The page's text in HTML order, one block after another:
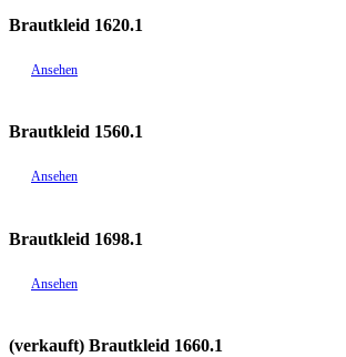
Brautkleid 1620.1
Ansehen
Brautkleid 1560.1
Ansehen
Brautkleid 1698.1
Ansehen
(verkauft) Brautkleid 1660.1